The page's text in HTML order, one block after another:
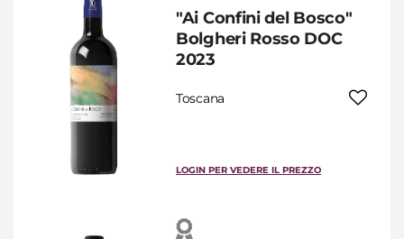
"Ai Confini del Bosco"
Bolgheri Rosso DOC
2023
Toscana
LOGIN PER VEDERE IL PREZZO